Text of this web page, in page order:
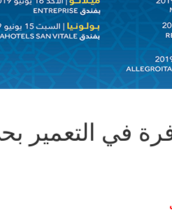
في التعمير بحي